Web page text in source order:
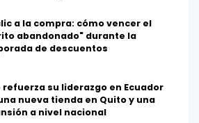
a la compra: cómo vencer el
abandonado" durante la
de descuentos
refuerza su liderazgo en Ecuador
nueva tienda en Quito y una
a nivel nacional